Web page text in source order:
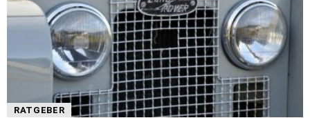
RATGEBER